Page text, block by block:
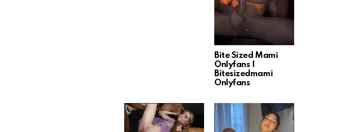
Bite Sized Mami
Onlyfans |
Bitesizedmami
Onlyfans